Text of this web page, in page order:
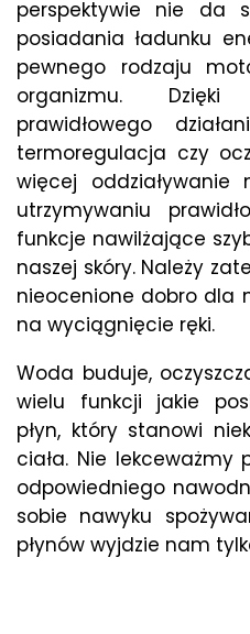
perspektywie nie da
posiadania ładunku
pewnego rodzaju
organizmu.
prawidłowego
termoregulacja czy
więcej oddziaływanie
utrzymywaniu
funkcje nawilżające
naszej skóry. Należy
nieocenione dobro dla
na wyciągnięcie ręki.
Woda buduje,
wielu funkcji jakie
płyn, który stanowi
ciała. Nie lekceważmy
odpowiedniego
sobie nawyku
płynów wyjdzie nam